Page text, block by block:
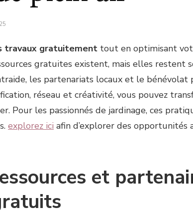
travaux gratuitement tout en optimisant
gratuites existent, mais elles restent
les partenariats locaux et le bénévolat
réseau et créativité, vous pouvez
Pour les passionnés de jardinage, ces
explorez ici afin d’explorer des opportunités
et